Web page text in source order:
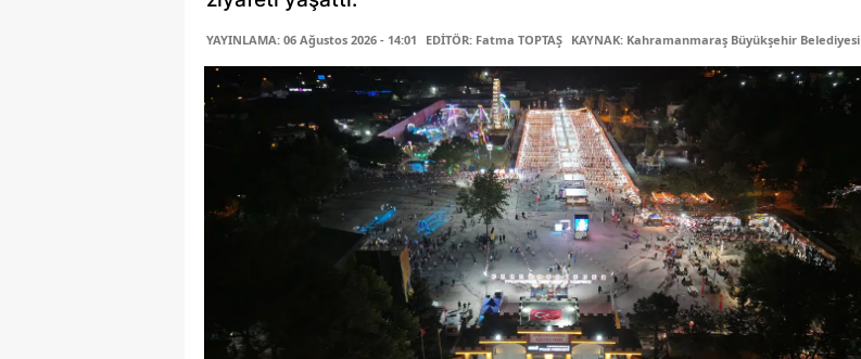
YAYINLAMA: 06 Ağustos 2026 - 14:01 EDİTÖR: Fatma TOPTAŞ KAYNAK: Kahramanmaraş Büyükşehir Belediyesi